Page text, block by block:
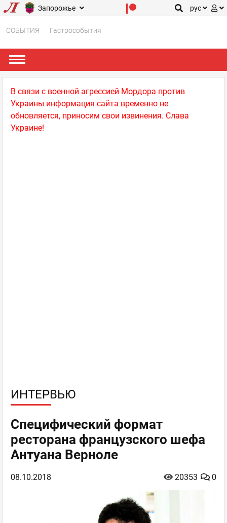
Запорожье рус
СОБЫТИЯ Гастрособытия
В связи с военной агрессией Мордора против
Украины информация сайта временно не
обновляется, приносим свои извинения. Слава
Украине!
ИНТЕРВЬЮ
Специфический формат
ресторана французского шефа
Антуана Верноле
08.10.2018 0
20353